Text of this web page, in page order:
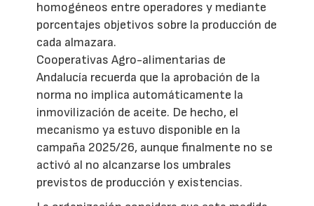
homogéneos entre operadores y mediante
porcentajes objetivos sobre la producción de
cada almazara.
Cooperativas Agro-alimentarias de
Andalucía recuerda que la aprobación de la
norma no implica automáticamente la
inmovilización de aceite. De hecho, el
mecanismo ya estuvo disponible en la
campaña 2025/26, aunque finalmente no se
activó al no alcanzarse los umbrales
previstos de producción y existencias.